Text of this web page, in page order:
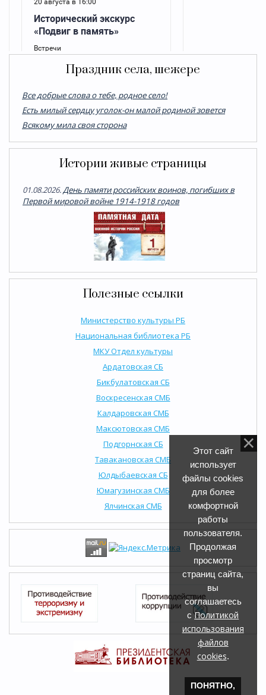
Праздник села, шежере
Все добрые слова о тебе, родное село!
Есть милый сердцу уголок-он малой родиной зовется
Всякому мила своя сторона
Истории живые страницы
01.08.2026.День памяти российских воинов, погибших в
Первой мировой войне 1914-1918 годов
Полезные ссылки
Министерство культуры РБ
Национальная библиотека РБ
МКУ Отдел культуры
Ардатовская СБ
Бикбулатовская СБ
Воскресенская СМБ
Калдаровская СМБ
Максютовская СМБ
Подгорнская СБ
Тавакановская СМБ
Юлдыбаевская СБ
Юмагузинская СМБ
Ялчинская СМБ
Этот сайт
использует
файлы cookies
для более
комфортной
работы
пользователя.
Продолжая
просмотр
страниц сайта,
вы
соглашаетесь
сПолитикой
использования
файлов
cookies.
ПОНЯТНО,